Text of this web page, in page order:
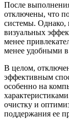
После
отключены, что
системы. Однако,
визуальных
менее
менее удобными
В целом,
эффективным
особенно на
очистку и
поддержания ее